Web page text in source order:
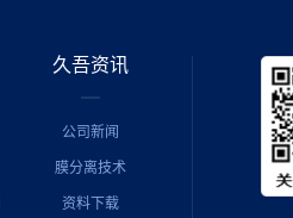
久吾资讯
公司新闻
膜分离技术
资料下载